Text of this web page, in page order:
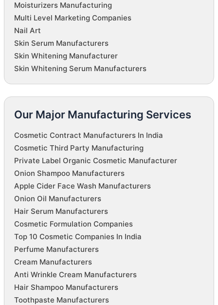
Moisturizers Manufacturing
Multi Level Marketing Companies
Nail Art
Skin Serum Manufacturers
Skin Whitening Manufacturer
Skin Whitening Serum Manufacturers
Our Major Manufacturing Services
Cosmetic Contract Manufacturers In India
Cosmetic Third Party Manufacturing
Private Label Organic Cosmetic Manufacturer
Onion Shampoo Manufacturers
Apple Cider Face Wash Manufacturers
Onion Oil Manufacturers
Hair Serum Manufacturers
Cosmetic Formulation Companies
Top 10 Cosmetic Companies In India
Perfume Manufacturers
Cream Manufacturers
Anti Wrinkle Cream Manufacturers
Hair Shampoo Manufacturers
Toothpaste Manufacturers